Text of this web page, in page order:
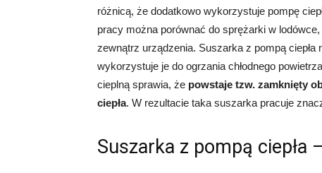
różnicą, że dodatkowo wykorzystuje pompę
pracy można porównać do sprężarki w
zewnątrz urządzenia. Suszarka z pompą ciepła
wykorzystuje je do ogrzania chłodnego
cieplną sprawia, że powstaje tzw. zamknięty
ciepła. W rezultacie taka suszarka pracuje
Suszarka z pompą ciepła